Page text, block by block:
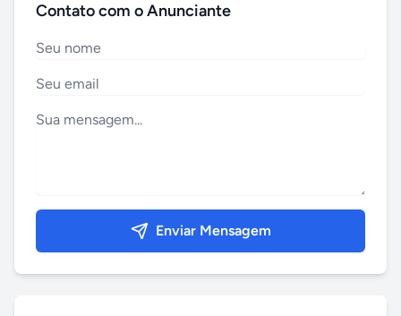
Contato com o Anunciante
Enviar Mensagem